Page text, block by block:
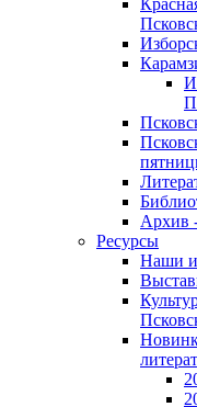
Архив
Ресурсы
Наши